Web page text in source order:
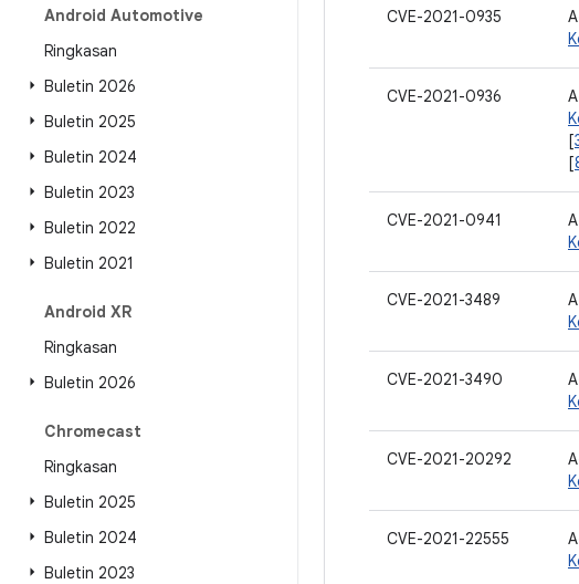
Android Automotive
Ringkasan
Buletin 2026
Buletin 2025
Buletin 2024
Buletin 2023
Buletin 2022
Buletin 2021
Android XR
Ringkasan
Buletin 2026
Chromecast
Ringkasan
Buletin 2025
Buletin 2024
Buletin 2023
CVE-2021-0935
CVE-2021-0936
[
[
CVE-2021-0941
CVE-2021-3489
CVE-2021-3490
CVE-2021-20292
CVE-2021-22555